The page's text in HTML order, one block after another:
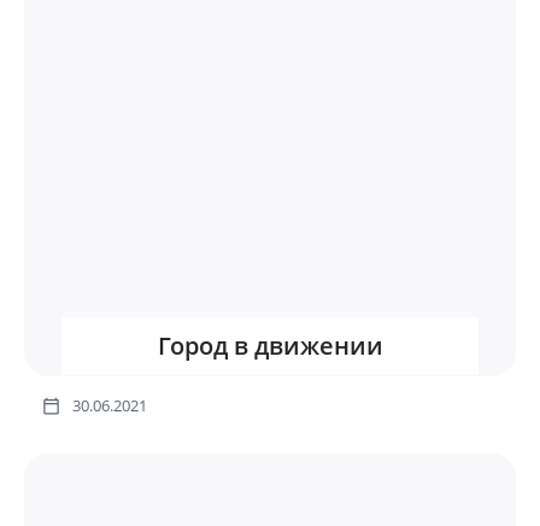
Город в движении
30.06.2021